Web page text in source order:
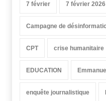
7 février 7 février 2026
Campagne de
CPT crise humanitaire
EDUCATION
enquête journalistique